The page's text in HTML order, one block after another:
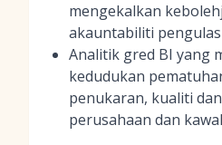
mengekalkan
akauntabiliti pengulas
Analitik gred BI yang
kedudukan
penukaran, kualiti dan
perusahaan dan